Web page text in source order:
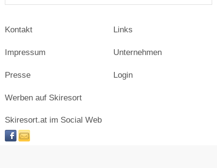
Kontakt
Impressum
Presse
Links
Unternehmen
Login
Werben auf Skiresort
Skiresort.at im Social Web
facebooknewsletter